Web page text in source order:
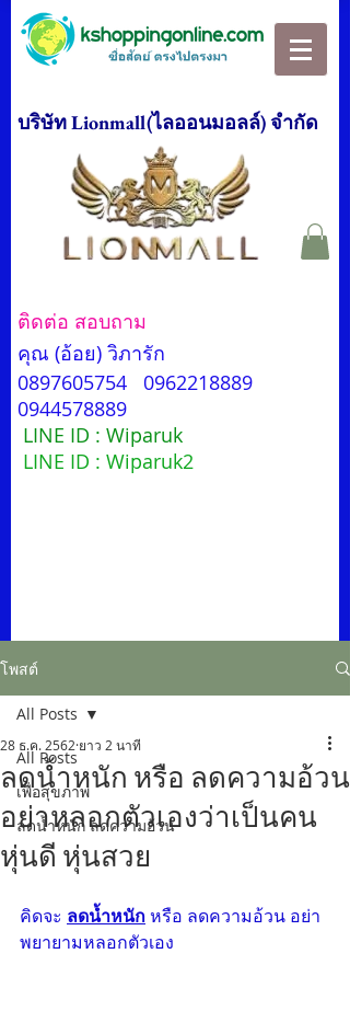
บริษัท Lionmall(ไลออนมอลล์) จำกัด
ติดต่อ สอบถาม
คุณ (อ้อย) วิภารัก
0897605754
0962218889
0944578889
LINE ID : Wiparuk
LINE ID : Wiparuk2
โพสต์
All Posts
เพื่อสุขภาพ
ลดน้ำหนัก ลดความอ้วน
All Posts
ลดน้ำหนัก หรือ ลดความอ้วน
อย่าหลอกตัวเองว่าเป็นคน
หุ่นดี หุ่นสวย
28 ธ.ค. 2562 ยาว 2 นาที
คิดจะ ลดน้ำหนัก หรือ ลดความอ้วน อย่า
พยายามหลอกตัวเอง